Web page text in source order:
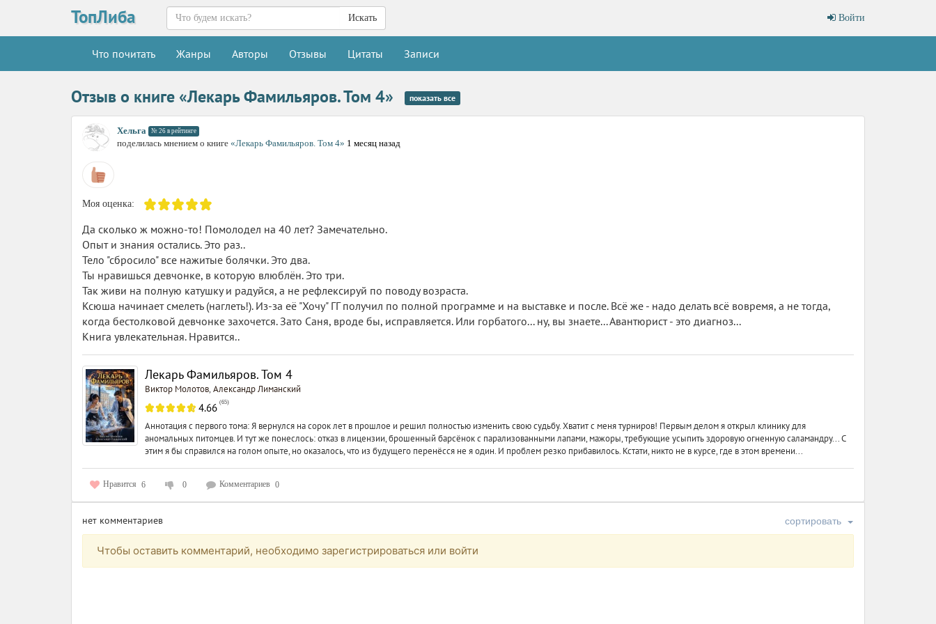
ТопЛиба Войти
Искать
Что почитать Жанры Авторы Отзывы Цитаты Записи
Отзыв о книге «Лекарь Фамильяров. Том 4» показать все
Хельга № 26 в рейтинге
поделилась мнением о книге «Лекарь Фамильяров. Том 4» 1 месяц назад
Моя оценка:
Да сколько ж можно-то! Помолодел на 40 лет? Замечательно.
Опыт и знания остались. Это раз..
Тело "сбросило" все нажитые болячки. Это два.
Ты нравишься девчонке, в которую влюблён. Это три.
Так живи на полную катушку и радуйся, а не рефлексируй по поводу возраста.
Ксюша начинает смелеть (наглеть!). Из-за её "Хочу" ГГ получил по полной программе и на выставке и после. Всё же - надо делать всё вовремя, а не тогда,
когда бестолковой девчонке захочется. Зато Саня, вроде бы, исправляется. Или горбатого... ну, вы знаете... Авантюрист - это диагноз...
Книга увлекательная. Нравится..
Лекарь Фамильяров. Том 4
Виктор Молотов, Александр Лиманский
4.66 (65)
Аннотация с первого тома: Я вернулся на сорок лет в прошлое и решил полностью изменить свою судьбу. Хватит с меня турниров! Первым делом я открыл клинику для
аномальных питомцев. И тут же понеслось: отказ в лицензии, брошенный барсёнок с парализованными лапами, мажоры, требующие усыпить здоровую огненную саламандру... С
этим я бы справился на голом опыте, но оказалось, что из будущего перенёсся не я один. И проблем резко прибавилось. Кстати, никто не в курсе, где в этом времени...
Нравится 6 0 Комментариев 0